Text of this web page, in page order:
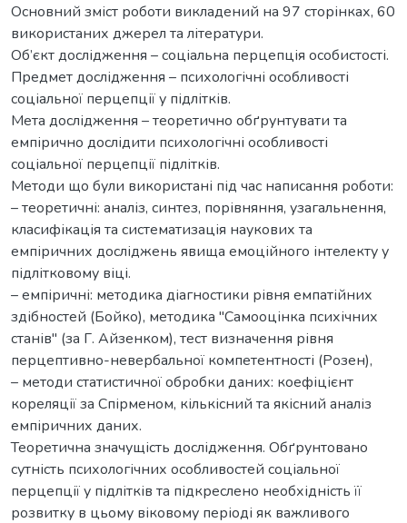
Основний зміст роботи викладений на 97 сторінках, 60
використаних джерел та літератури.
Об’єкт дослідження – соціальна перцепція особистості.
Предмет дослідження – психологічні особливості
соціальної перцепції у підлітків.
Мета дослідження – теоретично обґрунтувати та
емпірично дослідити психологічні особливості
соціальної перцепції підлітків.
Методи що були використані під час написання роботи:
– теоретичні: аналіз, синтез, порівняння, узагальнення,
класифікація та систематизація наукових та
емпіричних досліджень явища емоційного інтелекту у
підлітковому віці.
– емпіричні: методика діагностики рівня емпатійних
здібностей (Бойко), методика "Самооцінка психічних
станів" (за Г. Айзенком), тест визначення рівня
перцептивно-невербальної компетентності (Розен),
– методи статистичної обробки даних: коефіцієнт
кореляції за Спірменом, кількісний та якісний аналіз
емпіричних даних.
Теоретична значущість дослідження. Обґрунтовано
сутність психологічних особливостей соціальної
перцепції у підлітків та підкреслено необхідність її
розвитку в цьому віковому періоді як важливого